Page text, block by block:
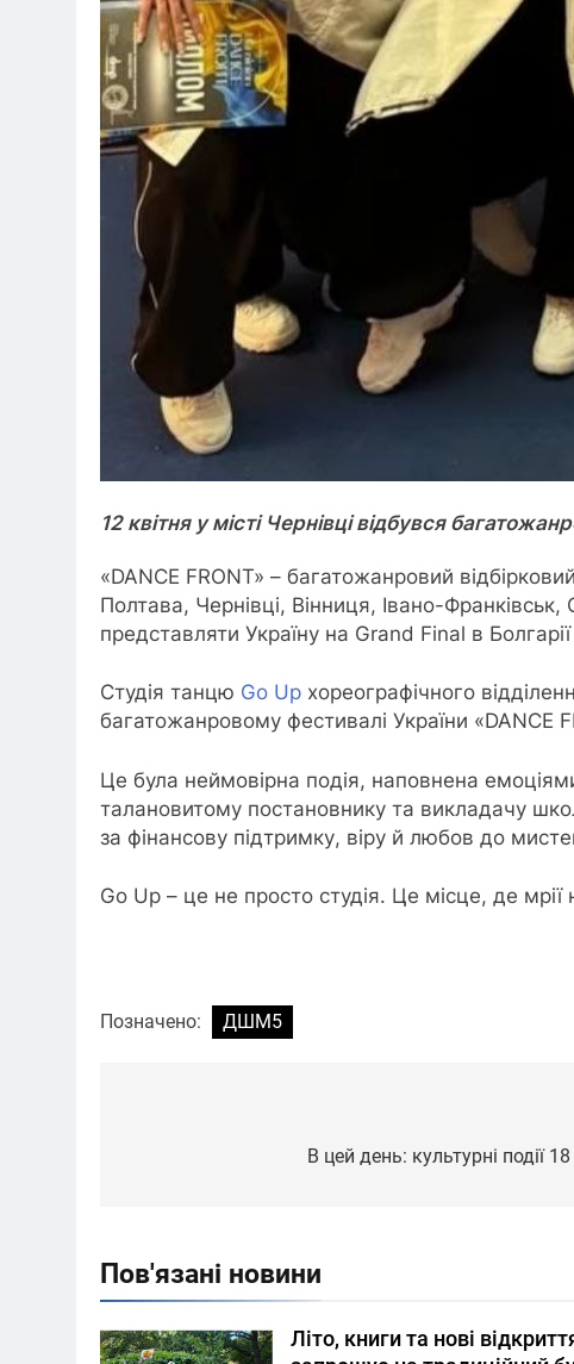
12 квітня у місті Чернівці відбувся
«DANCE FRONT» – багатожанровий
Полтава, Чернівці, Вінниця, Івано-
представляти Україну на Grand Final в
Студія танцю Go Up хореографічного
багатожанровому фестивалі України «DANCE
Це була неймовірна подія, наповнена
талановитому постановнику та викладачу
за фінансову підтримку, віру й любов до
Go Up – це не просто студія. Це місце, де
Позначено: ДШМ5
В цей день: культурні події
Пов'язані новини
Літо, книги та нові